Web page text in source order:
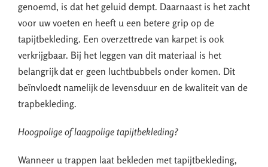
genoemd, is dat het geluid dempt. Daarnaast is het zacht
voor uw voeten en heeft u een betere grip op de
tapijtbekleding. Een overzettrede van karpet is ook
verkrijgbaar. Bij het leggen van dit materiaal is het
belangrijk dat er geen luchtbubbels onder komen. Dit
beïnvloedt namelijk de levensduur en de kwaliteit van de
trapbekleding.
Hoogpolige of laagpolige tapijtbekleding?
Wanneer u trappen laat bekleden met tapijtbekleding,